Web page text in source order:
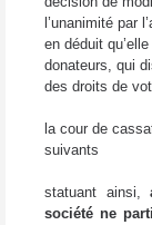
l’unanimité par
en déduit
donateurs, qui
des droits de
la cour de
suivants
statuant ainsi,
société ne